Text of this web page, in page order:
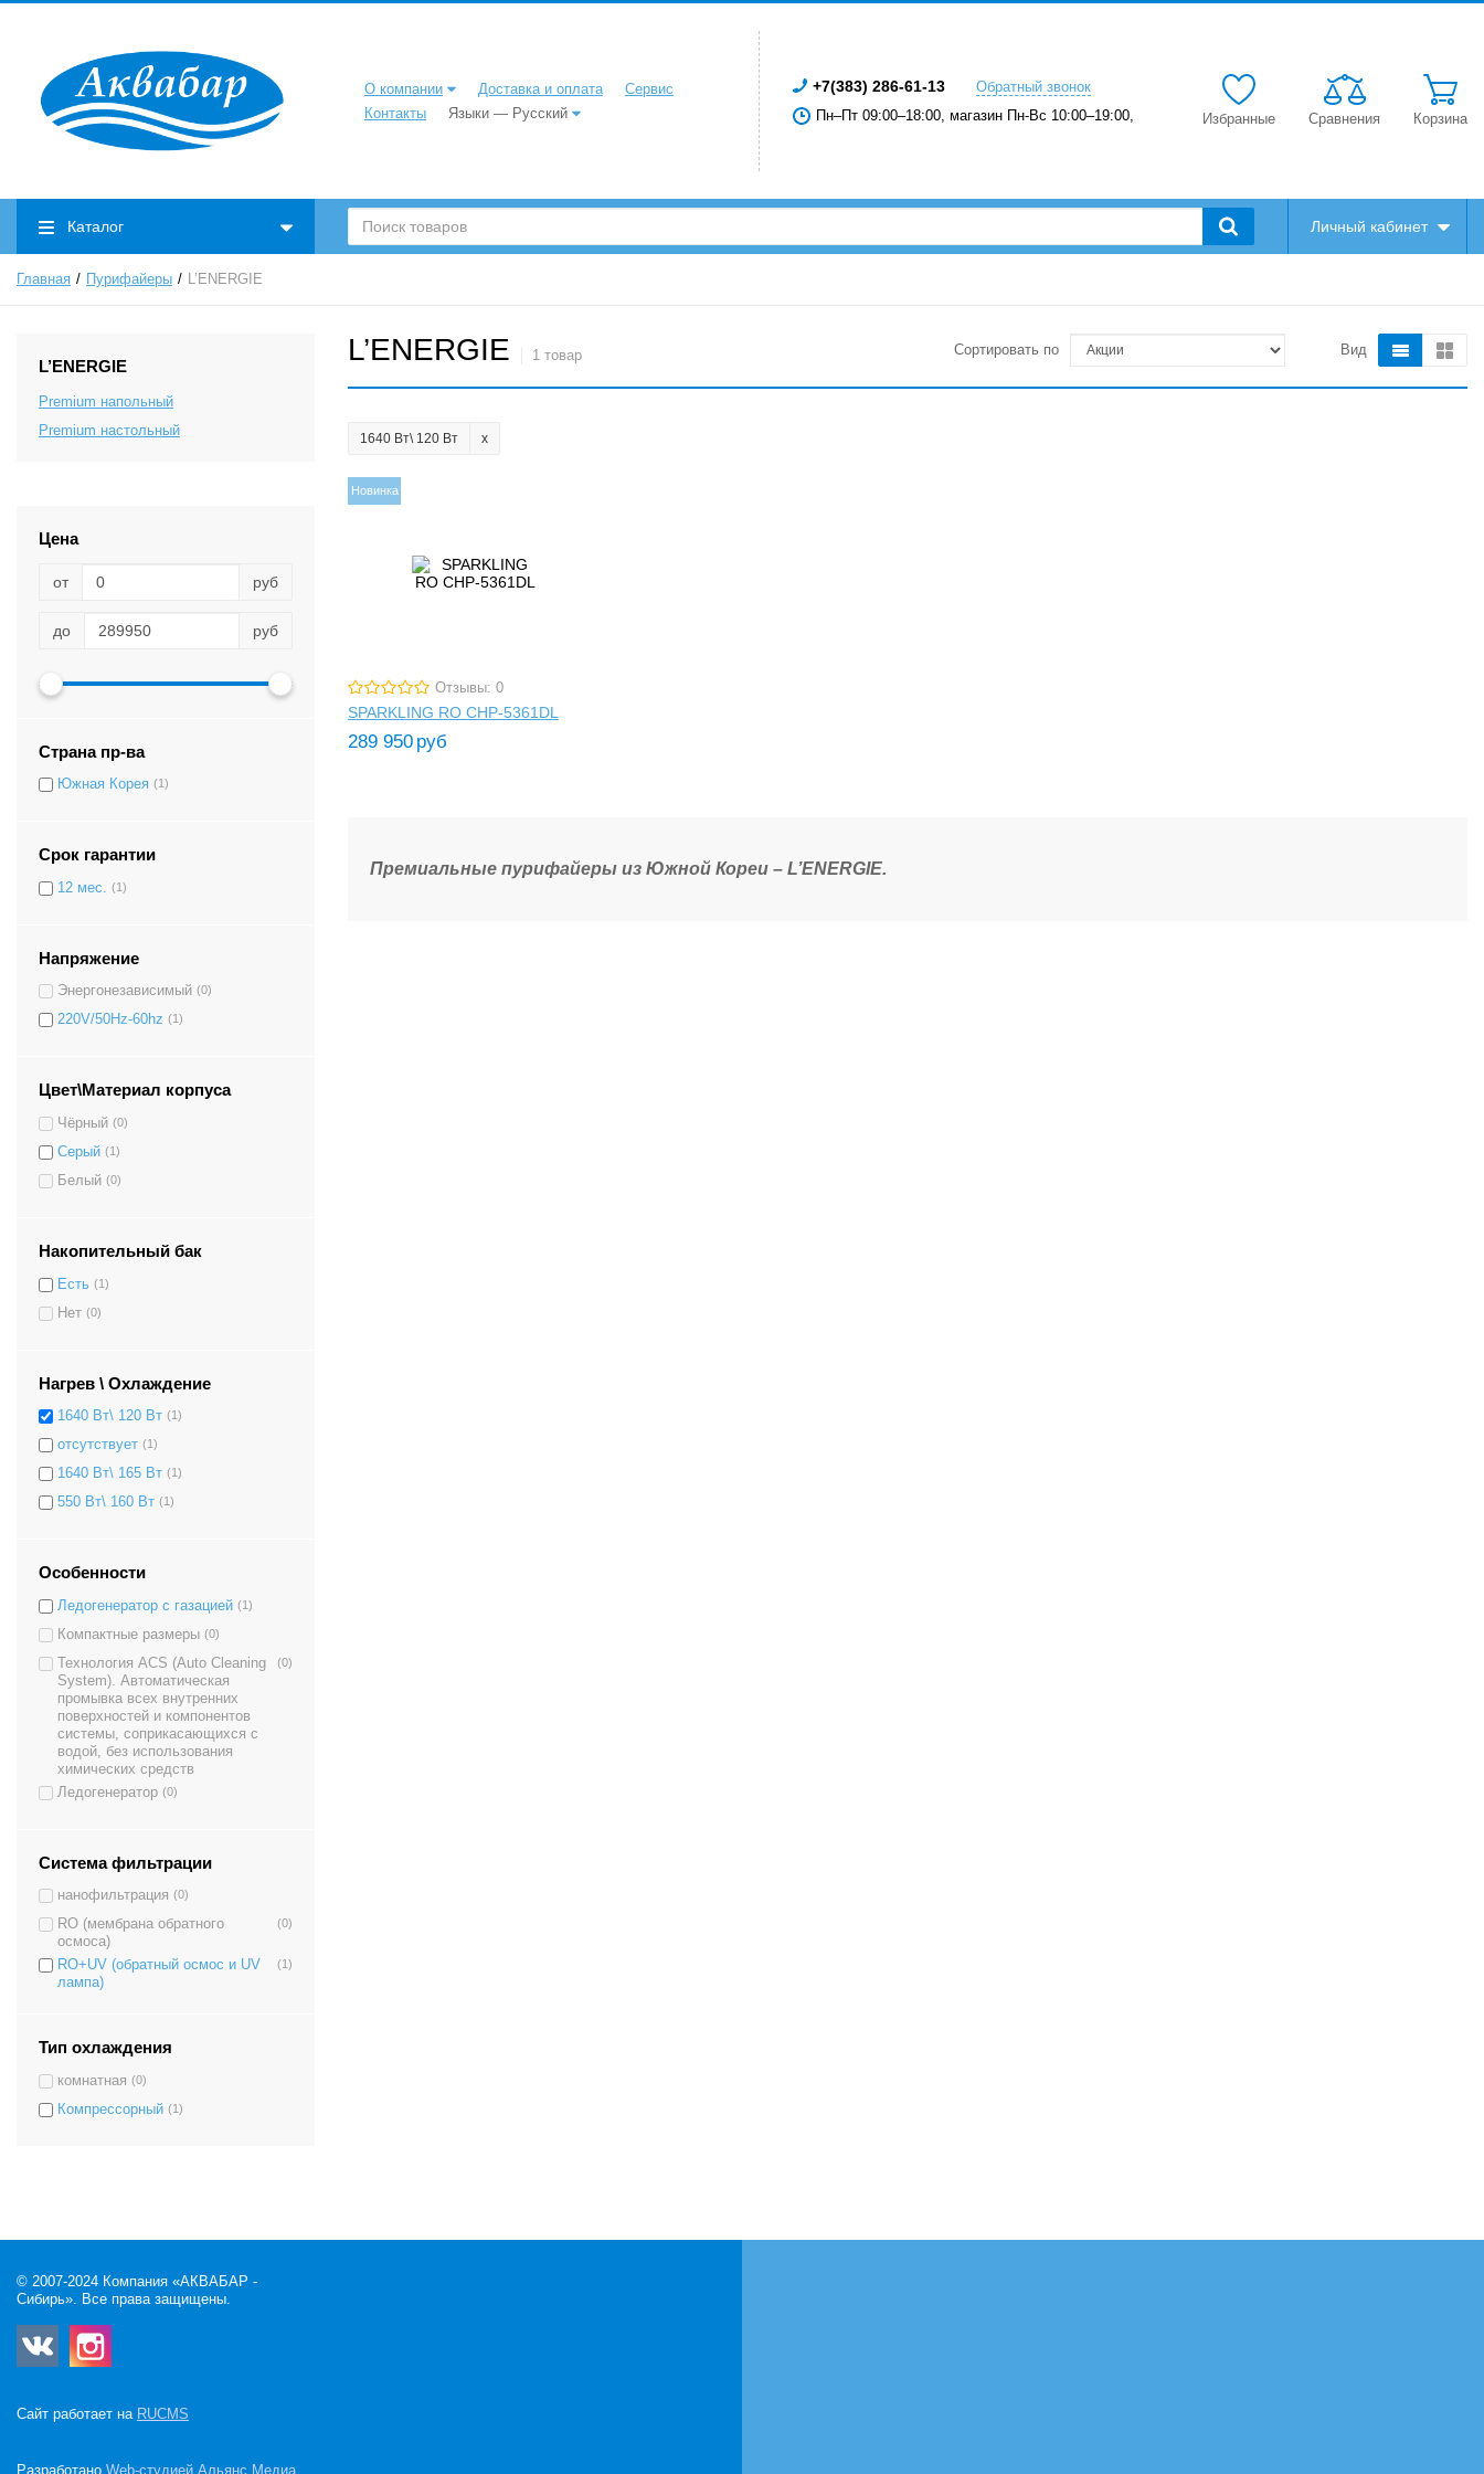
О компании Доставка и оплата
Сервис
Контакты
Языки — Русский
+7(383) 286-61-13
Обратный звонок
Пн–Пт 09:00–18:00, магазин Пн-Вс 10:00–19:00,
Избранные Сравнения Корзина
Каталог Личный кабинет
Главная Пурифайеры L’ENERGIE
L’ENERGIE
Premium напольный
Premium настольный
Цена
от руб
до руб
Страна пр-ва
Южная Корея (1)
Срок гарантии
12 мес. (1)
Напряжение
Энергонезависимый (0)
220V/50Hz-60hz (1)
Цвет\Материал корпуса
Чёрный (0)
Серый (1)
Белый (0)
Накопительный бак
Есть (1)
Нет (0)
Нагрев \ Охлаждение
1640 Вт\ 120 Вт (1)
отсутствует (1)
1640 Вт\ 165 Вт (1)
550 Вт\ 160 Вт (1)
Особенности
Ледогенератор с газацией (1)
Компактные размеры (0)
Технология ACS (Auto Cleaning
System). Автоматическая
промывка всех внутренних
поверхностей и компонентов
системы, соприкасающихся с
водой, без использования
химических средств
(0)
Ледогенератор (0)
Система фильтрации
нанофильтрация (0)
RO (мембрана обратного
осмоса)
(0)
RO+UV (обратный осмос и UV
лампа)
(1)
Тип охлаждения
комнатная (0)
Компрессорный (1)
L’ENERGIE 1 товар Сортировать по Вид
1640 Вт\ 120 Вт
Новинка
Отзывы: 0
SPARKLING RO CHP-5361DL
289 950 руб
Премиальные пурифайеры из Южной Кореи – L’ENERGIE.
© 2007-2024 Компания «АКВАБАР -
Сибирь». Все права защищены.
Сайт работает на RUCMS
Разработано Web-студией Альянс Медиа